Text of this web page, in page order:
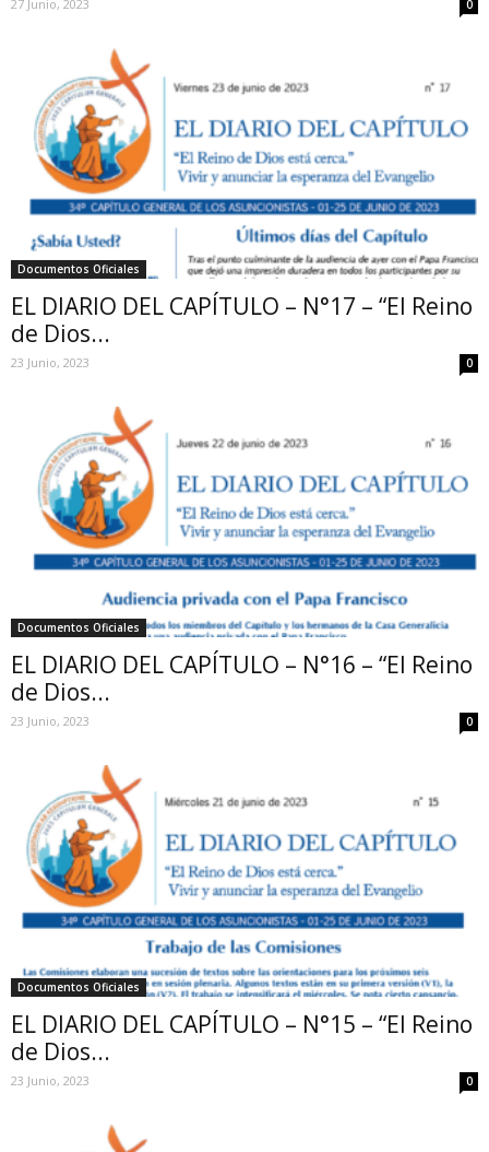
27 Junio, 2023 0
Documentos Oficiales
EL DIARIO DEL CAPÍTULO – N°17 – “El Reino
de Dios...
23 Junio, 2023 0
Documentos Oficiales
EL DIARIO DEL CAPÍTULO – N°16 – “El Reino
de Dios...
23 Junio, 2023 0
Documentos Oficiales
EL DIARIO DEL CAPÍTULO – N°15 – “El Reino
de Dios...
23 Junio, 2023 0